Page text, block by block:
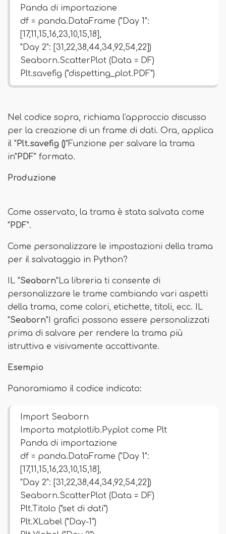
Panda di importazione
df = panda.DataFrame ("Day 1":
[17,11,15,16,23,10,15,18],
"Day 2": [31,22,38,44,34,92,54,22])
Seaborn.ScatterPlot (Data = DF)
Plt.savefig ("dispetting_plot.PDF")
Nel codice sopra, richiama l'approccio discusso
per la creazione di un frame di dati. Ora, applica
il "Plt.savefig ()"Funzione per salvare la trama
in"PDF" formato.
Produzione
Come osservato, la trama è stata salvata come
"PDF".
Come personalizzare le impostazioni della trama
per il salvataggio in Python?
IL "Seaborn"La libreria ti consente di
personalizzare le trame cambiando vari aspetti
della trama, come colori, etichette, titoli, ecc. IL
"Seaborn"I grafici possono essere personalizzati
prima di salvare per rendere la trama più
istruttiva e visivamente accattivante.
Esempio
Panoramiamo il codice indicato:
Import Seaborn
Importa matplotlib.Pyplot come Plt
Panda di importazione
df = panda.DataFrame ("Day 1":
[17,11,15,16,23,10,15,18],
"Day 2": [31,22,38,44,34,92,54,22])
Seaborn.ScatterPlot (Data = DF)
Plt.Titolo ("set di dati")
Plt.XLabel ("Day-1")